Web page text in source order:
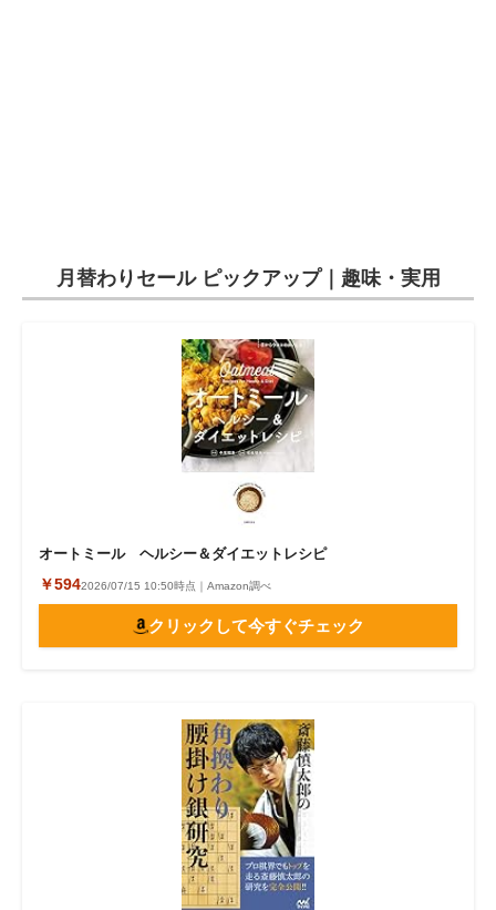
月替わりセール ピックアップ｜趣味・実用
オートミール ヘルシー＆ダイエットレシピ
￥5942026/07/15 10:50時点｜Amazon調べ
クリックして今すぐチェック